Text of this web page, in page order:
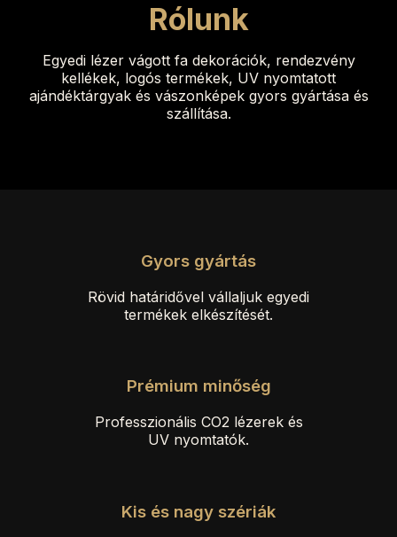
Rólunk
Egyedi lézer vágott fa dekorációk, rendezvény
kellékek, logós termékek, UV nyomtatott
ajándéktárgyak és vászonképek gyors gyártása és
szállítása.
Gyors gyártás
Rövid határidővel vállaljuk egyedi
termékek elkészítését.
Prémium minőség
Professzionális CO2 lézerek és
UV nyomtatók.
Kis és nagy szériák